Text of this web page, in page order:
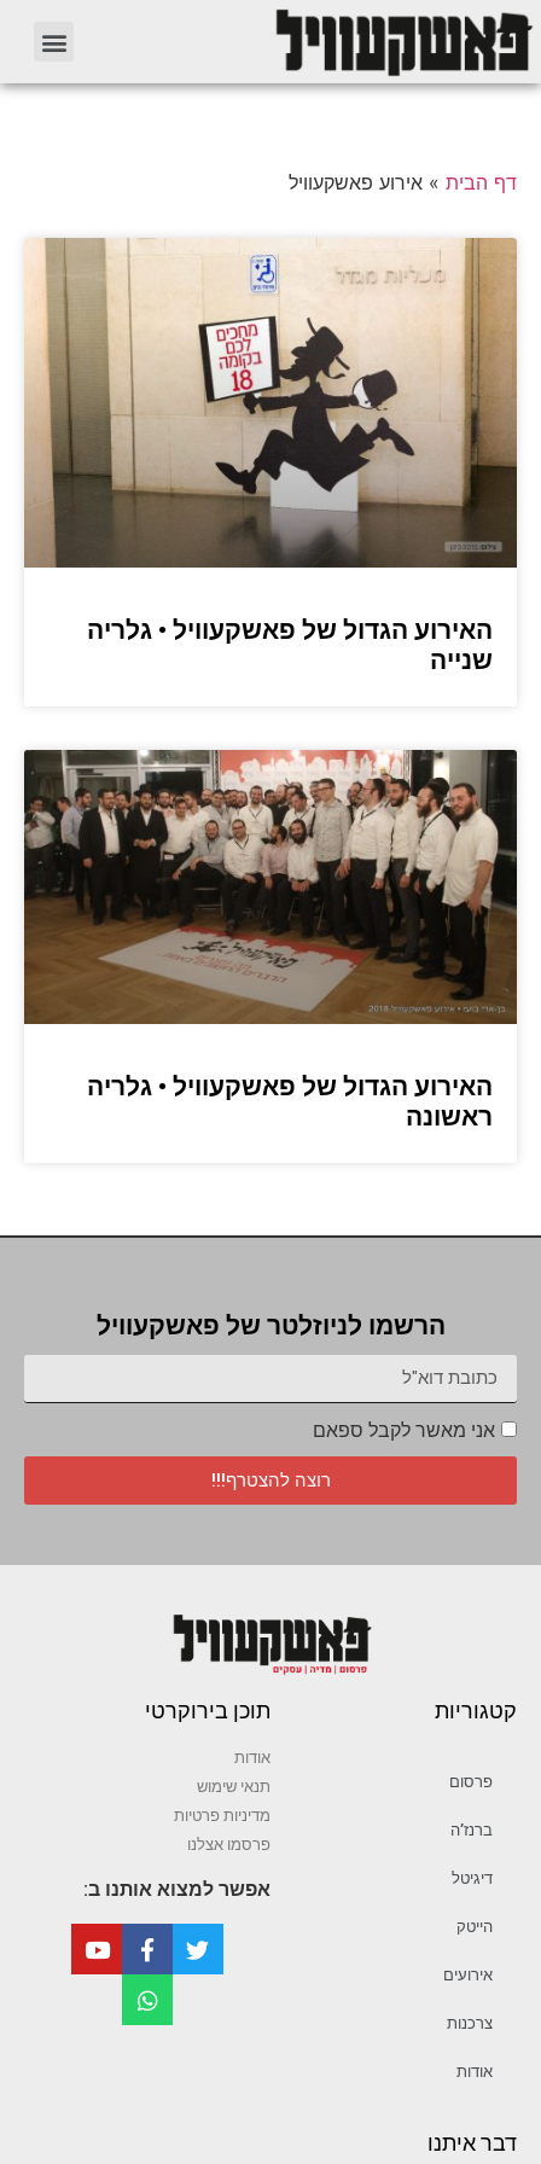
דף הבית » אירוע פאשקעוויל
האירוע הגדול של פאשקעוויל • גלריה
שנייה
האירוע הגדול של פאשקעוויל • גלריה
ראשונה
הרשמו לניוזלטר של פאשקעוויל
אני מאשר לקבל ספאם
רוצה להצטרף!!!
קטגוריות
פרסום
ברנז’ה
דיגיטל
הייטק
אירועים
צרכנות
אודות
תוכן בירוקרטי
אודות
תנאי שימוש
מדיניות פרטיות
פרסמו אצלנו
אפשר למצוא אותנו ב:
דבר איתנו